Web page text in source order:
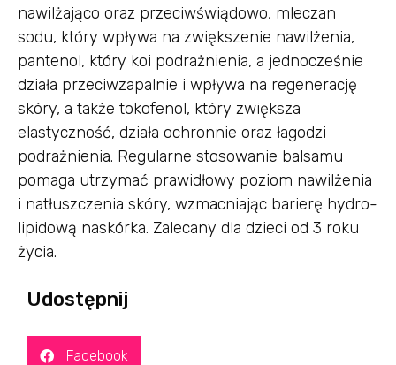
nawilżająco oraz przeciwświądowo, mleczan
sodu, który wpływa na zwiększenie nawilżenia,
pantenol, który koi podrażnienia, a jednocześnie
działa przeciwzapalnie i wpływa na regenerację
skóry, a także tokofenol, który zwiększa
elastyczność, działa ochronnie oraz łagodzi
podrażnienia. Regularne stosowanie balsamu
pomaga utrzymać prawidłowy poziom nawilżenia
i natłuszczenia skóry, wzmacniając barierę hydro-
lipidową naskórka. Zalecany dla dzieci od 3 roku
życia.
Udostępnij
Facebook